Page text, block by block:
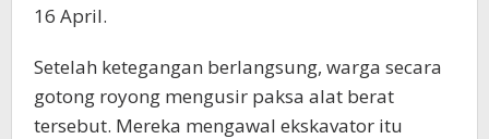
16 April.
Setelah ketegangan berlangsung, warga secara
gotong royong mengusir paksa alat berat
tersebut. Mereka mengawal ekskavator itu